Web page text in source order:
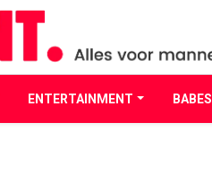
ENTERTAINMENT BABES